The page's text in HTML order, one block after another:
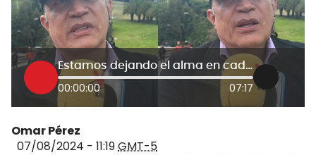
Estamos dejando el alma en cada entidad: Gustavo Bolívar sobre los dos años de Gobierno
00:00:00 07:17
Omar Pérez
07/08/2024 - 11:19GMT-5